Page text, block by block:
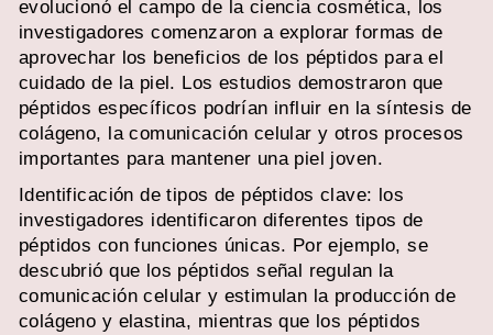
evolucionó el campo de la ciencia cosmética, los
investigadores comenzaron a explorar formas de
aprovechar los beneficios de los péptidos para el
cuidado de la piel. Los estudios demostraron que
péptidos específicos podrían influir en la síntesis de
colágeno, la comunicación celular y otros procesos
importantes para mantener una piel joven.
Identificación de tipos de péptidos clave: los
investigadores identificaron diferentes tipos de
péptidos con funciones únicas. Por ejemplo, se
descubrió que los péptidos señal regulan la
comunicación celular y estimulan la producción de
colágeno y elastina, mientras que los péptidos